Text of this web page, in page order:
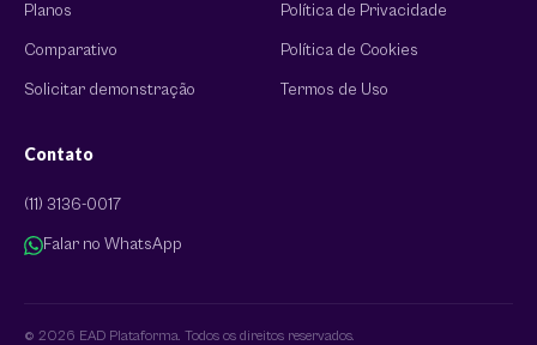
Planos
Comparativo
Solicitar demonstração
Política de Privacidade
Política de Cookies
Termos de Uso
Contato
(11) 3136-0017
Falar no WhatsApp
© 2026 EAD Plataforma. Todos os direitos reservados.